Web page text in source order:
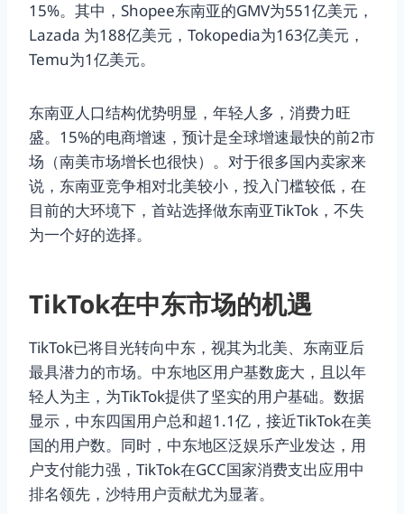
15%。其中，Shopee东南亚的GMV为551亿美元，
Lazada 为188亿美元，Tokopedia为163亿美元，
Temu为1亿美元。
东南亚人口结构优势明显，年轻人多，消费力旺
盛。15%的电商增速，预计是全球增速最快的前2市
场（南美市场增长也很快）。对于很多国内卖家来
说，东南亚竞争相对北美较小，投入门槛较低，在
目前的大环境下，首站选择做东南亚TikTok，不失
为一个好的选择。
TikTok在中东市场的机遇
TikTok已将目光转向中东，视其为北美、东南亚后
最具潜力的市场。中东地区用户基数庞大，且以年
轻人为主，为TikTok提供了坚实的用户基础。数据
显示，中东四国用户总和超1.1亿，接近TikTok在美
国的用户数。同时，中东地区泛娱乐产业发达，用
户支付能力强，TikTok在GCC国家消费支出应用中
排名领先，沙特用户贡献尤为显著。